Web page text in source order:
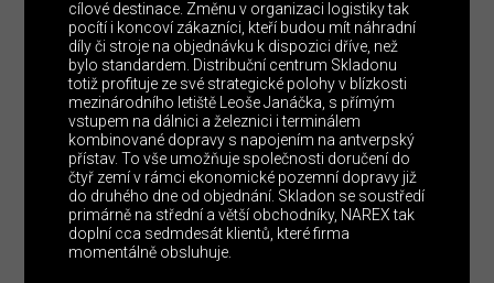
cílové destinace. Změnu v organizaci logistiky tak
pocítí i koncoví zákazníci, kteří budou mít náhradní
díly či stroje na objednávku k dispozici dříve, než
bylo standardem. Distribuční centrum Skladonu
totiž profituje ze své strategické polohy v blízkosti
mezinárodního letiště Leoše Janáčka, s přímým
vstupem na dálnici a železnici i terminálem
kombinované dopravy s napojením na antverpský
přístav. To vše umožňuje společnosti doručení do
čtyř zemí v rámci ekonomické pozemní dopravy již
do druhého dne od objednání. Skladon se soustředí
primárně na střední a větší obchodníky, NAREX tak
doplní cca sedmdesát klientů, které firma
momentálně obsluhuje.